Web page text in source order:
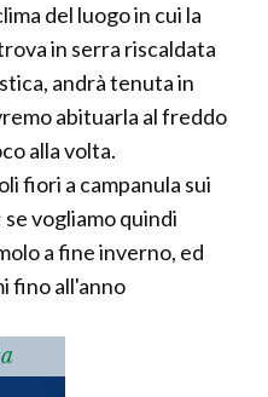
del luogo in cui la
in serra riscaldata
andrà tenuta in
abituarla al freddo
alla volta.
fiori a campanula sui
vogliamo quindi
a fine inverno, ed
fino all'anno